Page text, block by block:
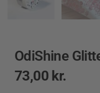
OdiShine
73,00 kr.